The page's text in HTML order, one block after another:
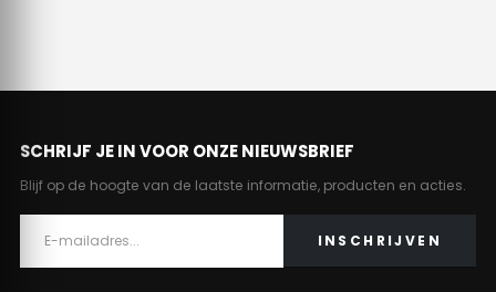
SCHRIJF JE IN VOOR ONZE NIEUWSBRIEF
Blijf op de hoogte van de laatste informatie, producten en acties.